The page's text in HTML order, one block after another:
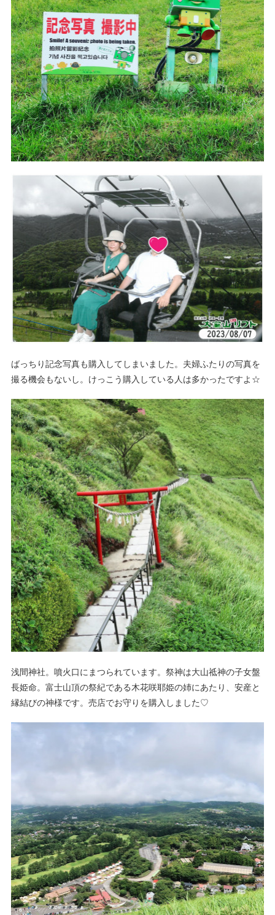
ばっちり記念写真も購入してしまいました。夫婦ふたりの写真を
撮る機会もないし。けっこう購入している人は多かったですよ☆
浅間神社。噴火口にまつられています。祭神は大山祗神の子女盤
長姫命。富士山頂の祭紀である木花咲耶姫の姉にあたり、安産と
縁結びの神様です。売店でお守りを購入しました♡